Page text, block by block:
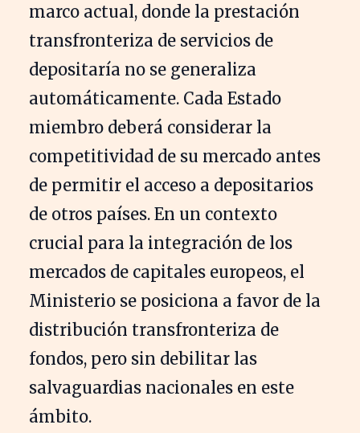
marco actual, donde la prestación
transfronteriza de servicios de
depositaría no se generaliza
automáticamente. Cada Estado
miembro deberá considerar la
competitividad de su mercado antes
de permitir el acceso a depositarios
de otros países. En un contexto
crucial para la integración de los
mercados de capitales europeos, el
Ministerio se posiciona a favor de la
distribución transfronteriza de
fondos, pero sin debilitar las
salvaguardias nacionales en este
ámbito.